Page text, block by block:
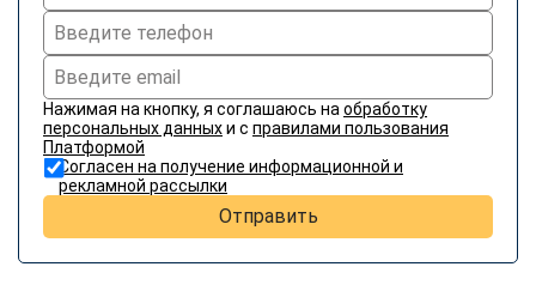
Нажимая на кнопку, я соглашаюсь на обработку
персональных данныхи с правилами пользования
Платформой
Согласен на получение информационной и
рекламной рассылки
Отправить